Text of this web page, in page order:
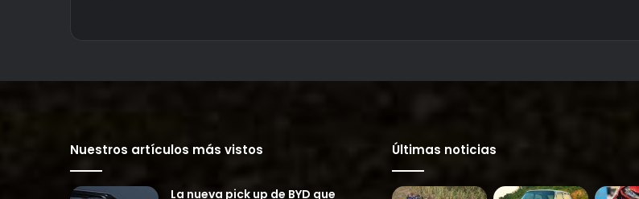
Nuestros artículos más vistos
La nueva pick up de BYD que
Últimas noticias